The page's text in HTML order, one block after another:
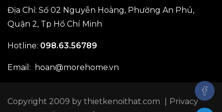
Địa Chỉ: Số 02 Nguyễn Hoàng, Phường An Phú,
Quận 2, Tp Hồ Chí Minh
Hotline: 098.63.56789
Email: hoan@morehome.vn
Copyright 2009 by thietkenoithat.com
Privacy